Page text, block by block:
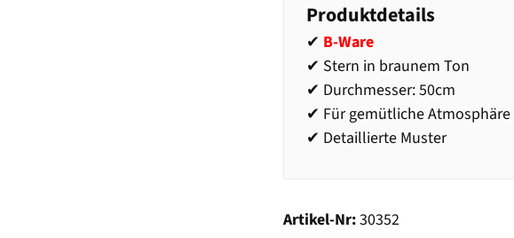
Produktdetails
✔ B-Ware
✔ Stern in braunem Ton
✔ Durchmesser: 50cm
✔ Für gemütliche Atmosphäre
✔ Detaillierte Muster
Artikel-Nr:30352